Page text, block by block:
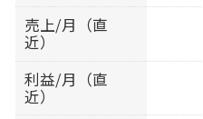
売上/月（直
近）
利益/月（直
近）